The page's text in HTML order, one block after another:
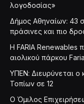
λογοδοσίας»
Δήμος Αθηναίων: 43
πράσινες και πιο
Η FARIA Renewables
αιολικού πάρκου
ΥΠΕΝ: Διευρύνεται
Τοπίων σε 12
O Όμιλος